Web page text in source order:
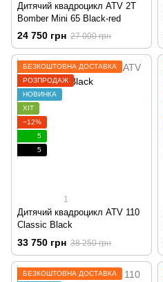
Дитячий квадроцикл ATV 2T
Bomber Mini 65 Black-red
24 750 грн 27 000 грн
БЕЗКОШТОВНА ДОСТАВКА
РОЗПРОДАЖ
НОВИНКА
ХІТ
−12%
5
5
1
Дитячий квадроцикл ATV 110
Classic Black
33 750 грн 38 250 грн
БЕЗКОШТОВНА ДОСТАВКА